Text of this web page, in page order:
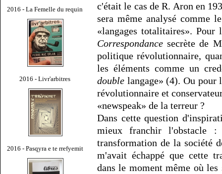
2016 - La Femelle du requin
2016 - Livr'arbitres
2016 - Pasqyra e te rrefyemit
c'était le cas de R. Aron en
sera même analysé comme
«langages totalitaires».
Correspondance secrète de
politique révolutionnaire,
les éléments comme un
double langage» (4). Ou pour
révolutionnaire et
«newspeak» de la terreur ?
Dans cette question
mieux franchir l'obstacle
transformation de la société
m'avait échappé que cette
dans le moment même où les